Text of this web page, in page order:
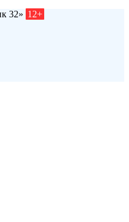
32» 12+